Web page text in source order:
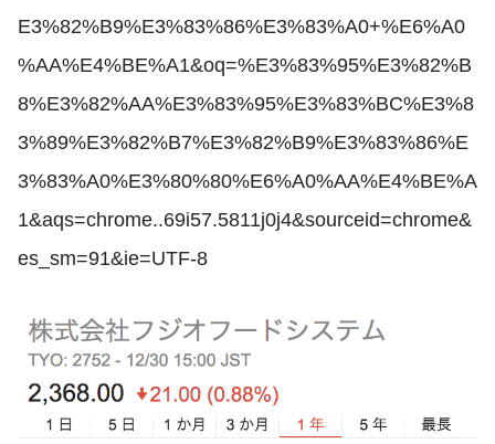
E3%82%B9%E3%83%86%E3%83%A0+%E6%A0
%AA%E4%BE%A1&oq=%E3%83%95%E3%82%B
8%E3%82%AA%E3%83%95%E3%83%BC%E3%8
3%89%E3%82%B7%E3%82%B9%E3%83%86%E
3%83%A0%E3%80%80%E6%A0%AA%E4%BE%A
1&aqs=chrome..69i57.5811j0j4&sourceid=chrome&
es_sm=91&ie=UTF-8